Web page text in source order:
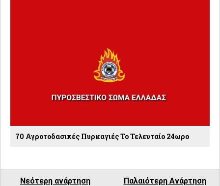
70 Αγροτοδασικές Πυρκαγιές Το Τελευταίο 24ωρο
Νεότερη ανάρτηση Παλαιότερη Ανάρτηση